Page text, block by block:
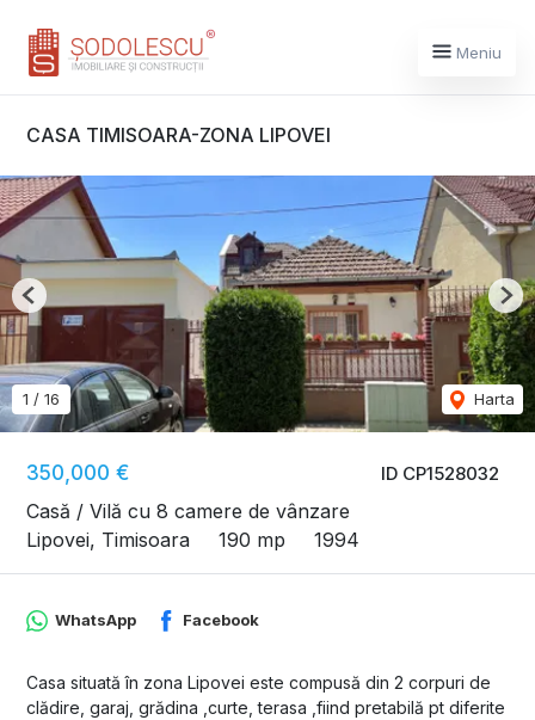
Meniu
CASA TIMISOARA-ZONA LIPOVEI
ID CP1528032
350,000 €
Casă / Vilă cu 8 camere de vânzare
Lipovei, Timisoara
190 mp 1994
1 / 16 Harta
Previous
WhatsApp Facebook
Casa situată în zona Lipovei este compusă din 2 corpuri de
clădire, garaj, grădina ,curte, terasa ,fiind pretabilă pt diferite